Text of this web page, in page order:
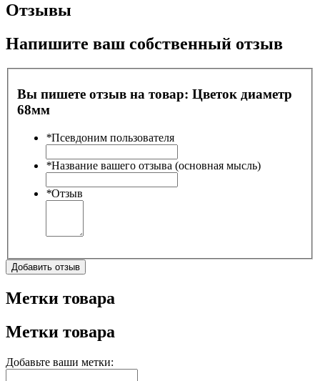
Отзывы
Напишите ваш собственный отзыв
Вы пишете отзыв на товар: Цветок диаметр
68мм
*Псевдоним пользователя
*Название вашего отзыва (основная мысль)
*Отзыв
Добавить отзыв
Метки товара
Метки товара
Добавьте ваши метки: